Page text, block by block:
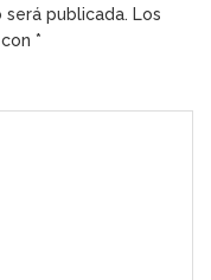
publicada. Los
*